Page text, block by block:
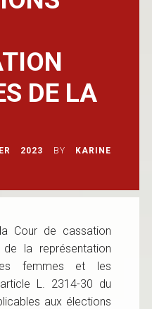
DE LA
2023 BY
KARINE
Cour de cassation
la représentation
femmes et les
L. 2314-30 du
aux élections